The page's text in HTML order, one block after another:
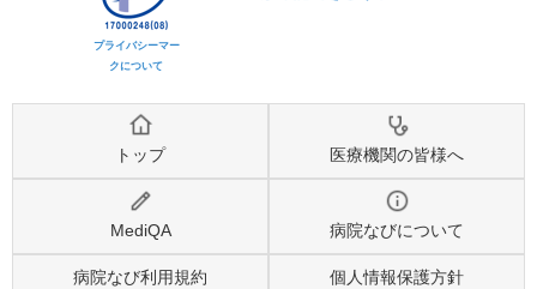
プライバシーマー
クについて
トップ 医療機関の皆様へ
MediQA 病院なびについて
病院なび利用規約 個人情報保護方針